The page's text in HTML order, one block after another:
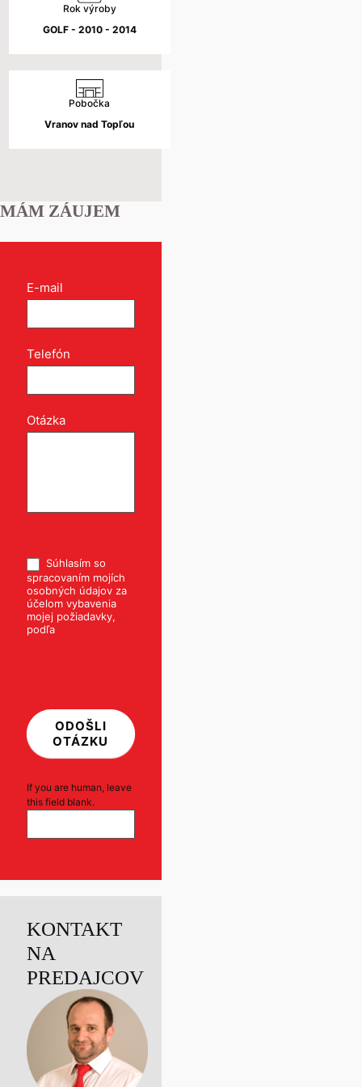
Rok výroby
GOLF - 2010 - 2014
Pobočka
Vranov nad Topľou
KONTAKT
NA
PREDAJCOV
MÁM ZÁUJEM
Kontakt
E-mail
Telefón
Otázka
Súhlasím so
spracovaním mojích
osobných údajov za
účelom vybavenia
mojej požiadavky,
podľa
ODOŠLI
OTÁZKU
If you are human, leave
this field blank.